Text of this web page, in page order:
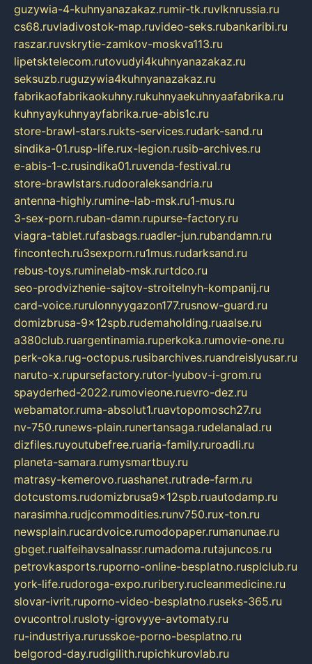
guzywia-4-kuhnyanazakaz.rumir-tk.ruvlknrussia.ru
cs68.ruvladivostok-map.ruvideo-seks.rubankaribi.ru
raszar.ruvskrytie-zamkov-moskva113.ru
lipetsktelecom.rutovudyi4kuhnyanazakaz.ru
seksuzb.ruguzywia4kuhnyanazakaz.ru
fabrikaofabrikaokuhny.rukuhnyaekuhnyaafabrika.ru
kuhnyaykuhnyayfabrika.rue-abis1c.ru
store-brawl-stars.rukts-services.rudark-sand.ru
sindika-01.rusp-life.rux-legion.rusib-archives.ru
e-abis-1-c.rusindika01.ruvenda-festival.ru
store-brawlstars.rudooraleksandria.ru
antenna-highly.rumine-lab-msk.ru1-mus.ru
3-sex-porn.ruban-damn.rupurse-factory.ru
viagra-tablet.rufasbags.ruadler-jun.rubandamn.ru
fincontech.ru3sexporn.ru1mus.rudarksand.ru
rebus-toys.ruminelab-msk.rurtdco.ru
seo-prodvizhenie-sajtov-stroitelnyh-kompanij.ru
card-voice.rurulonnyygazon177.rusnow-guard.ru
domizbrusa-9x12spb.rudemaholding.ruaalse.ru
a380club.ruargentinamia.ruperkoka.rumovie-one.ru
perk-oka.rug-octopus.rusibarchives.ruandreislyusar.ru
naruto-x.rupursefactory.rutor-lyubov-i-grom.ru
spayderhed-2022.rumovieone.ruevro-dez.ru
webamator.ruma-absolut1.ruavtopomosch27.ru
nv-750.runews-plain.runertansaga.rudelanalad.ru
dizfiles.ruyoutubefree.ruaria-family.ruroadli.ru
planeta-samara.rumysmartbuy.ru
matrasy-kemerovo.ruashanet.rutrade-farm.ru
dotcustoms.rudomizbrusa9x12spb.ruautodamp.ru
narasimha.rudjcommodities.runv750.rux-ton.ru
newsplain.rucardvoice.rumodopaper.rumanunae.ru
gbget.rualfeihavsalnassr.rumadoma.rutajuncos.ru
petrovkasports.ruporno-online-besplatno.rusplclub.ru
york-life.rudoroga-expo.ruribery.rucleanmedicine.ru
slovar-ivrit.ruporno-video-besplatno.ruseks-365.ru
ovucontrol.rusloty-igrovyye-avtomaty.ru
ru-industriya.rurusskoe-porno-besplatno.ru
belgorod-day.rudigilith.rupichkurovlab.ru